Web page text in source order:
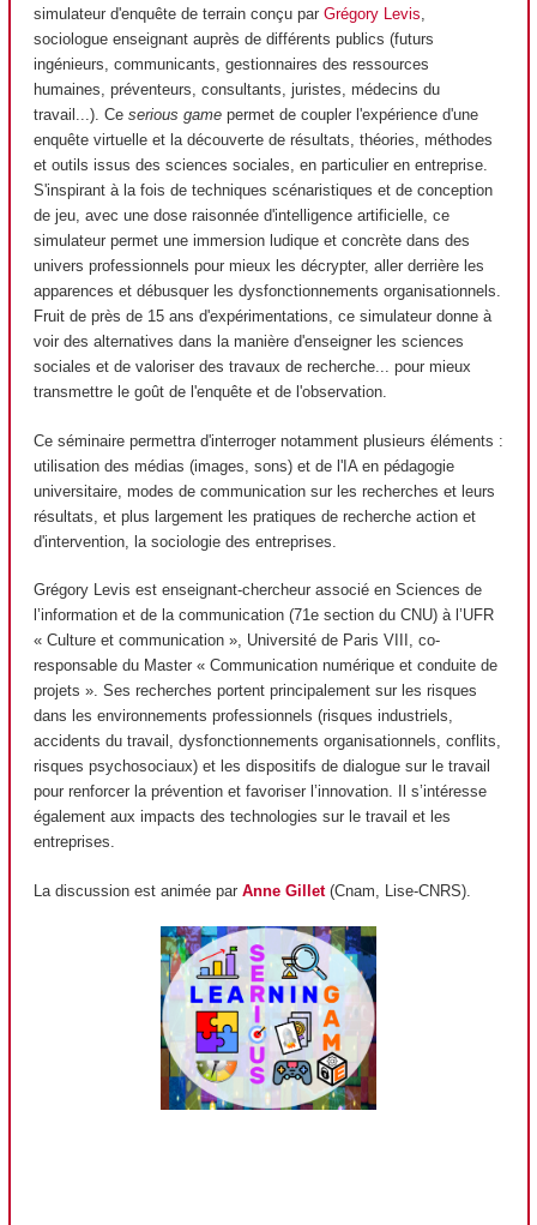
simulateur d'enquête de terrain conçu par Grégory Levis,
sociologue enseignant auprès de différents publics (futurs
ingénieurs, communicants, gestionnaires des ressources
humaines, préventeurs, consultants, juristes, médecins du
travail...). Ce serious game permet de coupler l'expérience d'une
enquête virtuelle et la découverte de résultats, théories, méthodes
et outils issus des sciences sociales, en particulier en entreprise.
S'inspirant à la fois de techniques scénaristiques et de conception
de jeu, avec une dose raisonnée d'intelligence artificielle, ce
simulateur permet une immersion ludique et concrète dans des
univers professionnels pour mieux les décrypter, aller derrière les
apparences et débusquer les dysfonctionnements organisationnels.
Fruit de près de 15 ans d'expérimentations, ce simulateur donne à
voir des alternatives dans la manière d'enseigner les sciences
sociales et de valoriser des travaux de recherche... pour mieux
transmettre le goût de l'enquête et de l'observation.
Ce séminaire permettra d'interroger notamment plusieurs éléments :
utilisation des médias (images, sons) et de l'IA en pédagogie
universitaire, modes de communication sur les recherches et leurs
résultats, et plus largement les pratiques de recherche action et
d'intervention, la sociologie des entreprises.
Grégory Levis est enseignant-chercheur associé en Sciences de
l’information et de la communication (71e section du CNU) à l’UFR
« Culture et communication », Université de Paris VIII, co-
responsable du Master « Communication numérique et conduite de
projets ». Ses recherches portent principalement sur les risques
dans les environnements professionnels (risques industriels,
accidents du travail, dysfonctionnements organisationnels, conflits,
risques psychosociaux) et les dispositifs de dialogue sur le travail
pour renforcer la prévention et favoriser l’innovation. Il s’intéresse
également aux impacts des technologies sur le travail et les
entreprises.
La discussion est animée par Anne Gillet(Cnam, Lise-CNRS).